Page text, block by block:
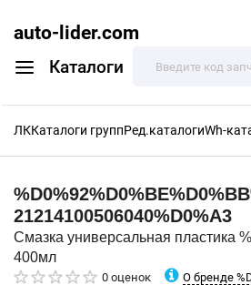
auto-lider.com
Каталоги
ЛККаталоги группРед.каталогиWh-
21214100506040%D0%A3
Смазка универсальная пластика
400мл
0 оценок О бренде